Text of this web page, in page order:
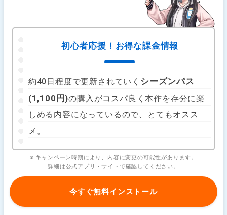
初心者応援！お得な課金情報
約40日程度で更新されていく シーズンパス
(1,100円)の購入がコスパ良く本作を存分に楽
しめる内容になっているので、とてもオスス
メ。
※ キャンペーン時期により、内容に変更の可能性があります。
詳細は公式アプリ・サイトで確認してください。
今すぐ無料インストール